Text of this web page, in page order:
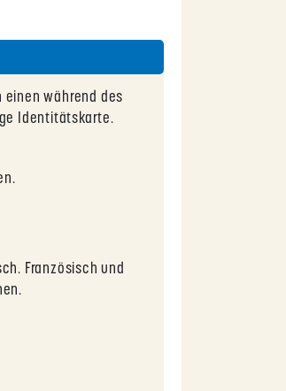
während des
Identitätskarte.
Französisch und